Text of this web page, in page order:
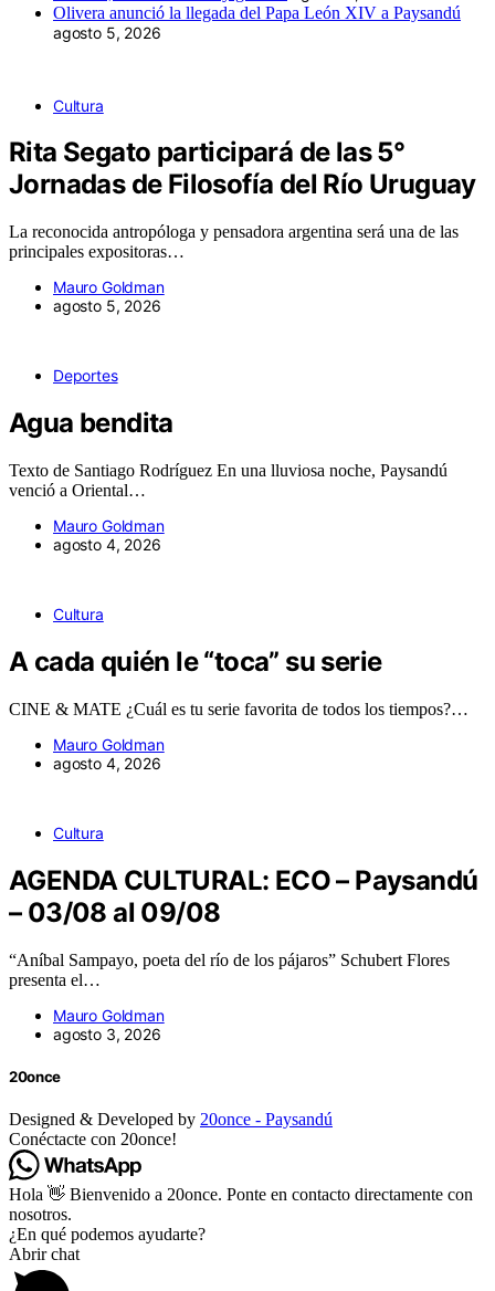
Olivera anunció la llegada del Papa León XIV a Paysandú
agosto 5, 2026
Cultura
Rita Segato participará de las 5°
Jornadas de Filosofía del Río Uruguay
La reconocida antropóloga y pensadora argentina será una de las
principales expositoras…
Mauro Goldman
agosto 5, 2026
Deportes
Agua bendita
Texto de Santiago Rodríguez En una lluviosa noche, Paysandú
venció a Oriental…
Mauro Goldman
agosto 4, 2026
Cultura
A cada quién le “toca” su serie
CINE & MATE ¿Cuál es tu serie favorita de todos los tiempos?…
Mauro Goldman
agosto 4, 2026
Cultura
AGENDA CULTURAL: ECO – Paysandú
– 03/08 al 09/08
“Aníbal Sampayo, poeta del río de los pájaros” Schubert Flores
presenta el…
Mauro Goldman
agosto 3, 2026
20once
Designed & Developed by 20once - Paysandú
Conéctacte con 20once!
Hola 👋 Bienvenido a 20once. Ponte en contacto directamente con
nosotros.
¿En qué podemos ayudarte?
Abrir chat